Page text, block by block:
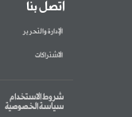
اتصل بنا
الإدارة والتحرير
الاشتراكات
شروط الاستخدام
سياسة الخصوصية